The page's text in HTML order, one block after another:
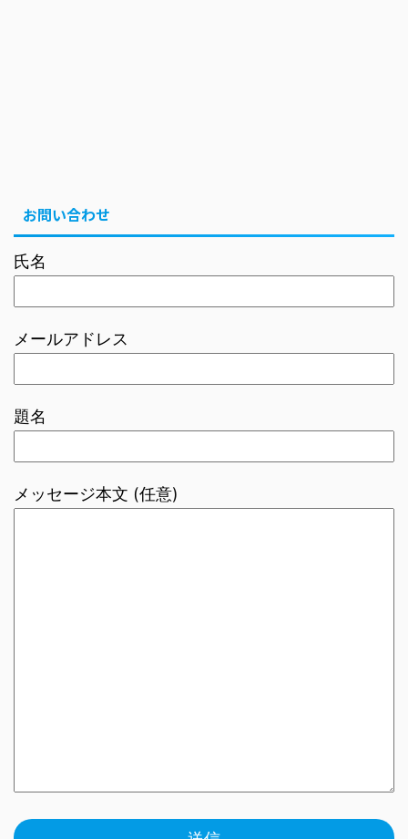
お問い合わせ
氏名
メールアドレス
題名
メッセージ本文 (任意)